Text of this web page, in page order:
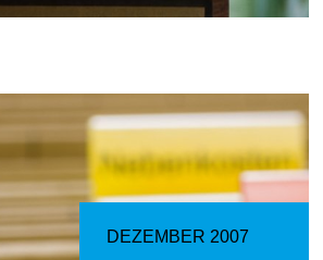
DEZEMBER 2007